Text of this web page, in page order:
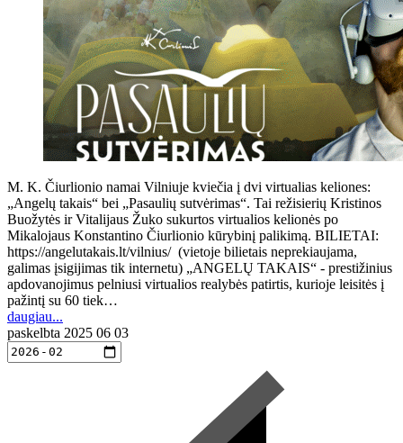
M. K. Čiurlionio namai Vilniuje kviečia į dvi virtualias keliones:
„Angelų takais“ bei „Pasaulių sutvėrimas“. Tai režisierių Kristinos
Buožytės ir Vitalijaus Žuko sukurtos virtualios kelionės po
Mikalojaus Konstantino Čiurlionio kūrybinį palikimą. BILIETAI:
https://angelutakais.lt/vilnius/ (vietoje bilietais neprekiaujama,
galimas įsigijimas tik internetu) „ANGELŲ TAKAIS“ - prestižinius
apdovanojimus pelniusi virtualios realybės patirtis, kurioje leisitės į
pažintį su 60 tiek…
daugiau...
paskelbta 2025 06 03